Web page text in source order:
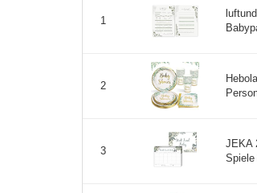
1
2
3
JEKA